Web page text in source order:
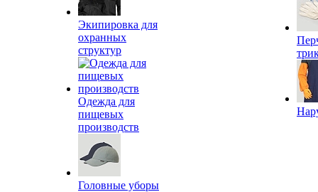
Экипировка для
охранных
структур
Одежда для
пищевых
производств
Головные уборы